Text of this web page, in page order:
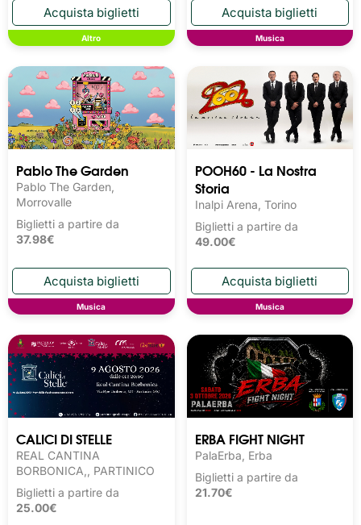
Altro Musica
Pablo The Garden
Pablo The Garden,
Morrovalle
Biglietti a partire da
37.98€
Musica
POOH60 - La Nostra
Storia
Inalpi Arena, Torino
Biglietti a partire da
49.00€
Musica
CALICI DI STELLE
REAL CANTINA
BORBONICA,, PARTINICO
Biglietti a partire da
25.00€
ERBA FIGHT NIGHT
PalaErba, Erba
Biglietti a partire da
21.70€